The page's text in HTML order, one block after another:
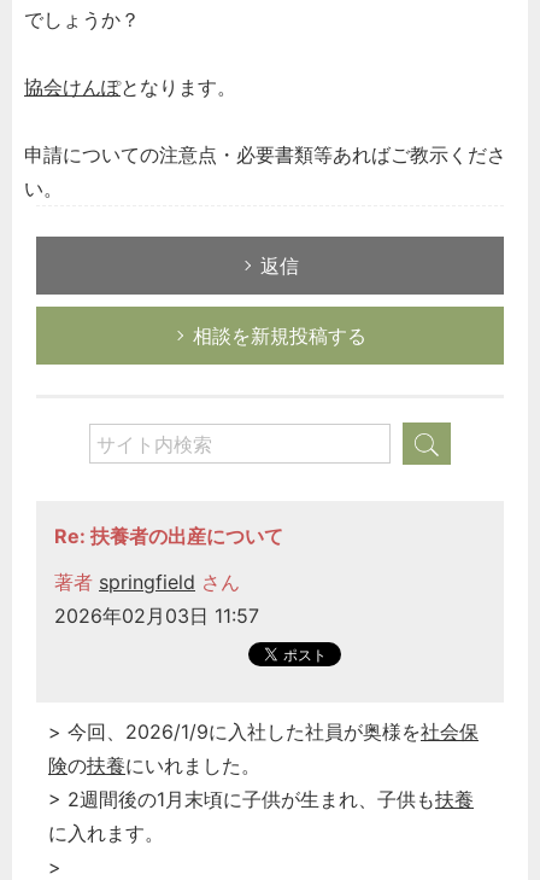
でしょうか？
協会けんぽとなります。
申請についての注意点・必要書類等あればご教示くださ
い。
返信
相談を新規投稿する
Re: 扶養者の出産について
著者 springfield さん
2026年02月03日 11:57
> 今回、2026/1/9に入社した社員が奥様を社会保
険の扶養にいれました。
> 2週間後の1月末頃に子供が生まれ、子供も扶養
に入れます。
>